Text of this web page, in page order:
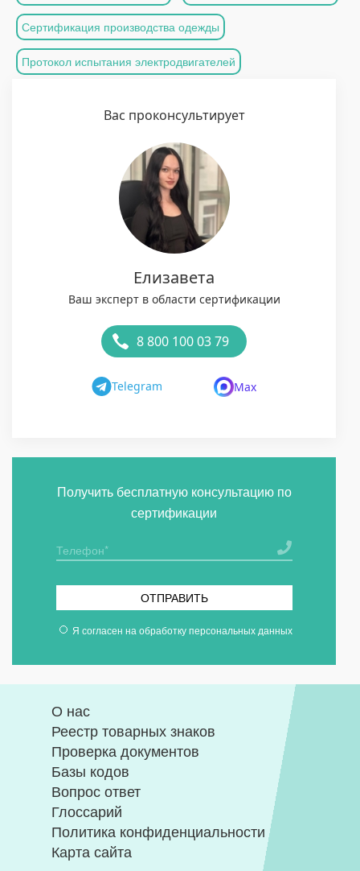
Сертификация производства одежды
Протокол испытания электродвигателей
Вас проконсультирует
Елизавета
Ваш эксперт в области сертификации
8 800 100 03 79
Telegram Max
Получить бесплатную консультацию по
сертификации
ОТПРАВИТЬ
Я согласен на обработку персональных данных
О нас
Реестр товарных знаков
Проверка документов
Базы кодов
Вопрос ответ
Глоссарий
Политика конфиденциальности
Карта сайта